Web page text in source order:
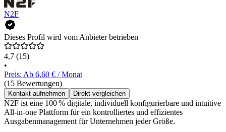
N2F
Dieses Profil wird vom Anbieter betrieben
4,7 (15)
•
Preis: Ab 6,60 € / Monat
(15 Bewertungen)
Kontakt aufnehmen Direkt vergleichen
N2F ist eine 100 % digitale, individuell konfigurierbare und intuitive
All-in-one Plattform für ein kontrolliertes und effizientes
Ausgabenmanagement für Unternehmen jeder Größe.